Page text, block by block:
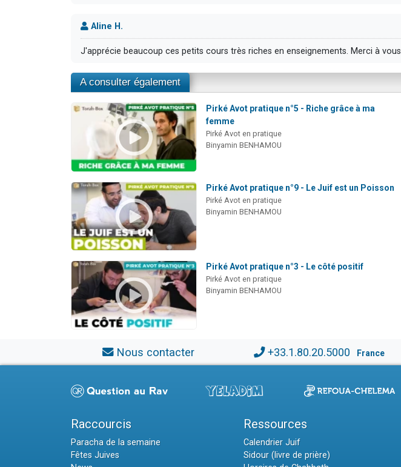
Aline H.
J'apprécie beaucoup ces petits cours très riches en enseignements. Merci à vous
A consulter également
Pirké Avot pratique n°5 - Riche grâce à ma
femme
Pirké Avot en pratique
Binyamin BENHAMOU
Pirké Avot pratique n°9 - Le Juif est un Poisson
Pirké Avot en pratique
Binyamin BENHAMOU
Pirké Avot pratique n°3 - Le côté positif
Pirké Avot en pratique
Binyamin BENHAMOU
Nous contacter +33.1.80.20.5000 France
Raccourcis
Paracha de la semaine
Fêtes Juives
Ressources
Calendrier Juif
Sidour (livre de prière)